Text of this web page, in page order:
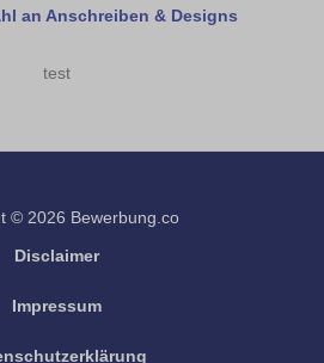
an Anschreiben & Designs
test
© 2026 Bewerbung.co
Disclaimer
Impressum